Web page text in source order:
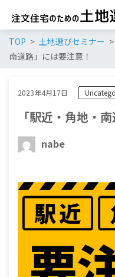
TOP 土地選びセミナー
南道路」には要注意！
2023年4月17日
「駅近・角地・
nabe